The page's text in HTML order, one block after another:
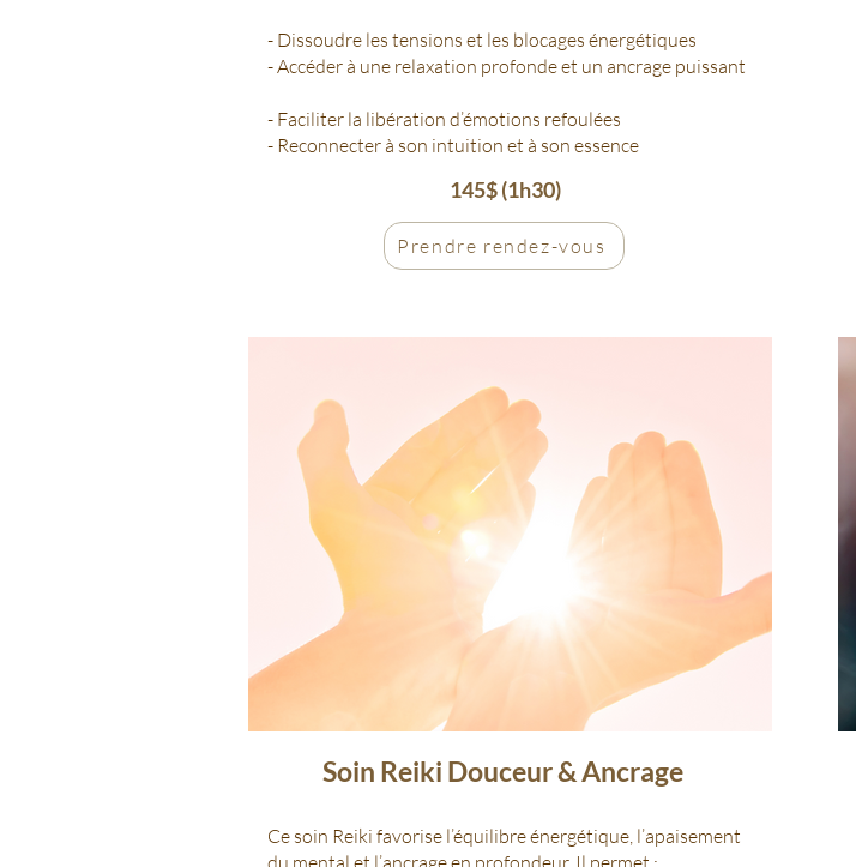
- Dissoudre les tensions et les blocages énergétiques
- Accéder à une relaxation profonde et un ancrage puissant
- Faciliter la libération d’émotions refoulées
- Reconnecter à son intuition et à son essence
145$ (1h30)
Prendre rendez-vous
Soin Reiki Douceur & Ancrage
Ce soin Reiki favorise l’équilibre énergétique, l’apaisement
du mental et l’ancrage en profondeur. Il permet :